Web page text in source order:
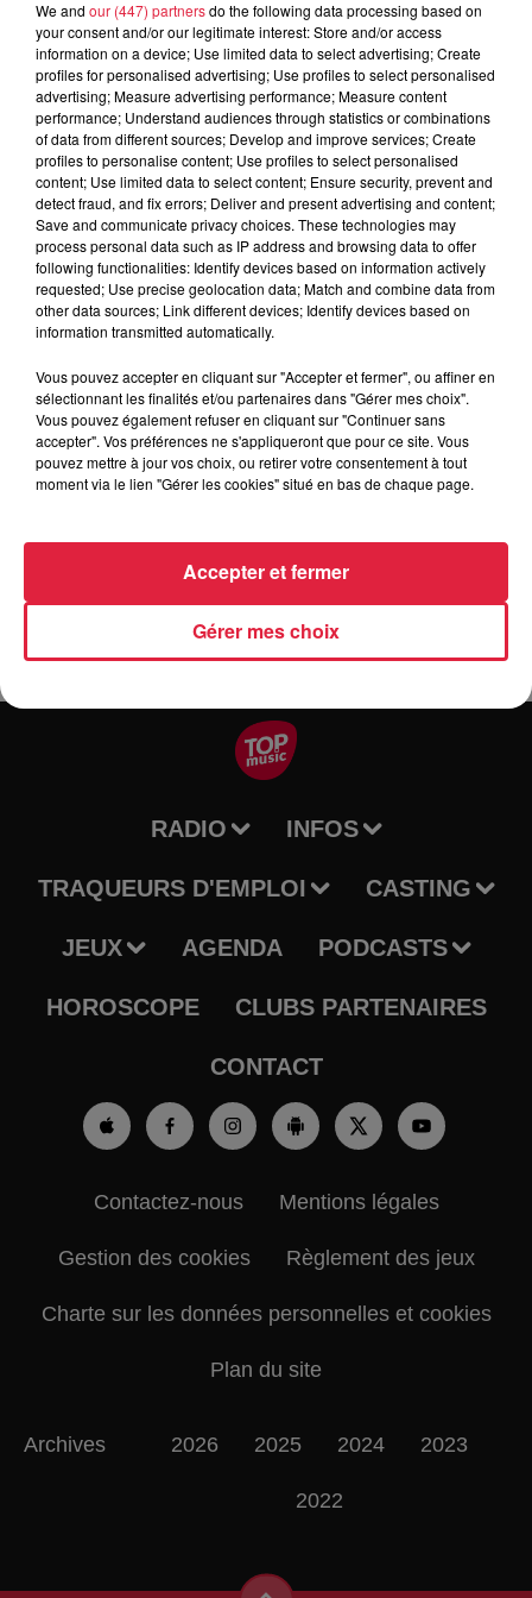
Tarif Gratuit
Les retroUP’vailles des UP’rovisateurs
Quelques semaines après la rentrée des ateliers, les
improvisateurs de l'Université Populaire ont hâte de
retrouver leur public préféré dans leur salle fétiche. Et une
semaine avant les plus expérimentés, ce sont les UP' du
niveau intermédiaire qui lancent les festivités.
Au programme, un match rempli de bonne humeur et de
à la guimauve. Et d'énergie !"
Page des UP’ :https://www.facebook.com/profile.php?
Evénement :https://fb.me/e/9x188CtvH
RADIO INFOS
TRAQUEURS D'EMPLOI CASTING
JEUX AGENDA PODCASTS
HOROSCOPE CLUBS PARTENAIRES
CONTACT
Contactez-nous Mentions légales
Gestion des cookies Règlement des jeux
Charte sur les données personnelles et cookies
Plan du site
Archives 2026 2025 2024 2023
2022
We and our (447) partnersdo the following data processing based on
your consent and/or our legitimate interest: Store and/or access
information on a device; Use limited data to select advertising; Create
profiles for personalised advertising; Use profiles to select personalised
advertising; Measure advertising performance; Measure content
performance; Understand audiences through statistics or combinations
of data from different sources; Develop and improve services; Create
profiles to personalise content; Use profiles to select personalised
content; Use limited data to select content; Ensure security, prevent and
detect fraud, and fix errors; Deliver and present advertising and content;
Save and communicate privacy choices. These technologies may
process personal data such as IP address and browsing data to offer
following functionalities: Identify devices based on information actively
requested; Use precise geolocation data; Match and combine data from
other data sources; Link different devices; Identify devices based on
information transmitted automatically.
Vous pouvez accepter en cliquant sur "Accepter et fermer", ou affiner en
sélectionnant les finalités et/ou partenaires dans "Gérer mes choix".
Vous pouvez également refuser en cliquant sur "Continuer sans
accepter". Vos préférences ne s'appliqueront que pour ce site. Vous
pouvez mettre à jour vos choix, ou retirer votre consentement à tout
moment via le lien "Gérer les cookies" situé en bas de chaque page.
Gérer mes choix
Accepter et fermer